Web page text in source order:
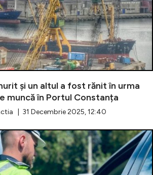
și un altul a fost rănit în urma
muncă în Portul Constanța
| 31 Decembrie 2025, 12:40